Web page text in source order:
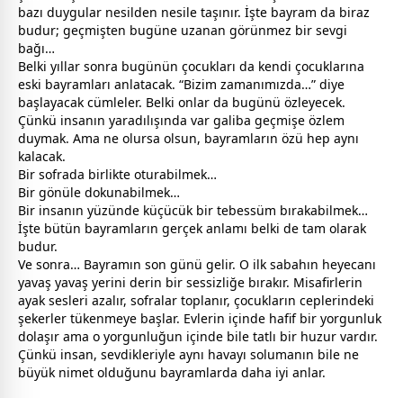
bazı duygular nesilden nesile taşınır. İşte bayram da biraz
budur; geçmişten bugüne uzanan görünmez bir sevgi
bağı…
Belki yıllar sonra bugünün çocukları da kendi çocuklarına
eski bayramları anlatacak. “Bizim zamanımızda…” diye
başlayacak cümleler. Belki onlar da bugünü özleyecek.
Çünkü insanın yaradılışında var galiba geçmişe özlem
duymak. Ama ne olursa olsun, bayramların özü hep aynı
kalacak.
Bir sofrada birlikte oturabilmek…
Bir gönüle dokunabilmek…
Bir insanın yüzünde küçücük bir tebessüm bırakabilmek…
İşte bütün bayramların gerçek anlamı belki de tam olarak
budur.
Ve sonra… Bayramın son günü gelir. O ilk sabahın heyecanı
yavaş yavaş yerini derin bir sessizliğe bırakır. Misafirlerin
ayak sesleri azalır, sofralar toplanır, çocukların ceplerindeki
şekerler tükenmeye başlar. Evlerin içinde hafif bir yorgunluk
dolaşır ama o yorgunluğun içinde bile tatlı bir huzur vardır.
Çünkü insan, sevdikleriyle aynı havayı solumanın bile ne
büyük nimet olduğunu bayramlarda daha iyi anlar.